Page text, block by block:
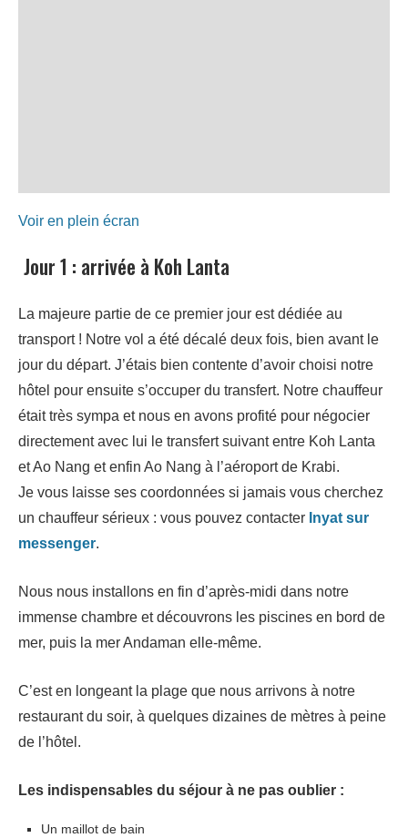
Voir en plein écran
Jour 1 : arrivée à Koh Lanta
La majeure partie de ce premier jour est dédiée au
transport ! Notre vol a été décalé deux fois, bien avant le
jour du départ. J’étais bien contente d’avoir choisi notre
hôtel pour ensuite s’occuper du transfert. Notre chauffeur
était très sympa et nous en avons profité pour négocier
directement avec lui le transfert suivant entre Koh Lanta
et Ao Nang et enfin Ao Nang à l’aéroport de Krabi.
Je vous laisse ses coordonnées si jamais vous cherchez
un chauffeur sérieux : vous pouvez contacter Inyat sur
messenger.
Nous nous installons en fin d’après-midi dans notre
immense chambre et découvrons les piscines en bord de
mer, puis la mer Andaman elle-même.
C’est en longeant la plage que nous arrivons à notre
restaurant du soir, à quelques dizaines de mètres à peine
de l’hôtel.
Les indispensables du séjour à ne pas oublier :
Un maillot de bain